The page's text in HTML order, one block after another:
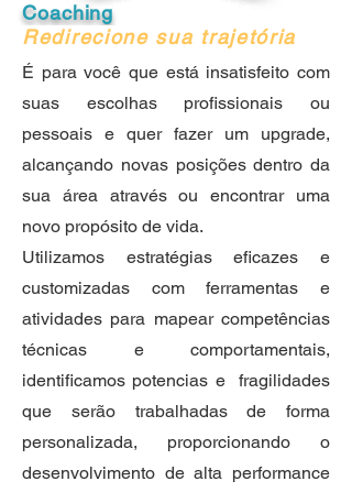
Coaching
Redirecione sua trajetória
É para você que está insatisfeito com
suas escolhas profissionais ou
pessoais e quer fazer um upgrade,
alcançando novas posições dentro da
sua área através ou encontrar uma
novo propósito de vida.
Utilizamos estratégias eficazes e
customizadas com ferramentas e
atividades para mapear competências
técnicas e comportamentais,
identificamos potencias e fragilidades
que serão trabalhadas de forma
personalizada, proporcionando o
desenvolvimento de alta performance